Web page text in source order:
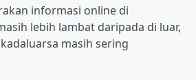
informasi online di
lebih lambat daripada di luar,
masih sering